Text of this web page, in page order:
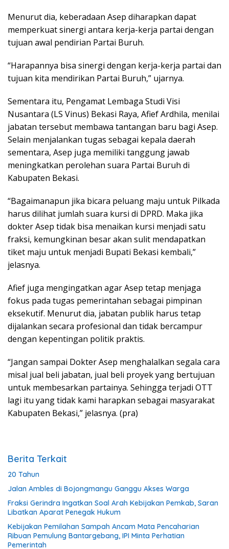
Menurut dia, keberadaan Asep diharapkan dapat
memperkuat sinergi antara kerja-kerja partai dengan
tujuan awal pendirian Partai Buruh.
“Harapannya bisa sinergi dengan kerja-kerja partai dan
tujuan kita mendirikan Partai Buruh,” ujarnya.
Sementara itu, Pengamat Lembaga Studi Visi
Nusantara (LS Vinus) Bekasi Raya, Afief Ardhila, menilai
jabatan tersebut membawa tantangan baru bagi Asep.
Selain menjalankan tugas sebagai kepala daerah
sementara, Asep juga memiliki tanggung jawab
meningkatkan perolehan suara Partai Buruh di
Kabupaten Bekasi.
“Bagaimanapun jika bicara peluang maju untuk Pilkada
harus dilihat jumlah suara kursi di DPRD. Maka jika
dokter Asep tidak bisa menaikan kursi menjadi satu
fraksi, kemungkinan besar akan sulit mendapatkan
tiket maju untuk menjadi Bupati Bekasi kembali,”
jelasnya.
Afief juga mengingatkan agar Asep tetap menjaga
fokus pada tugas pemerintahan sebagai pimpinan
eksekutif. Menurut dia, jabatan publik harus tetap
dijalankan secara profesional dan tidak bercampur
dengan kepentingan politik praktis.
“Jangan sampai Dokter Asep menghalalkan segala cara
misal jual beli jabatan, jual beli proyek yang bertujuan
untuk membesarkan partainya. Sehingga terjadi OTT
lagi itu yang tidak kami harapkan sebagai masyarakat
Kabupaten Bekasi,” jelasnya. (pra)
Berita Terkait
20 Tahun
Jalan Ambles di Bojongmangu Ganggu Akses Warga
Fraksi Gerindra Ingatkan Soal Arah Kebijakan Pemkab, Saran
Libatkan Aparat Penegak Hukum
Kebijakan Pemilahan Sampah Ancam Mata Pencaharian
Ribuan Pemulung Bantargebang, IPI Minta Perhatian
Pemerintah